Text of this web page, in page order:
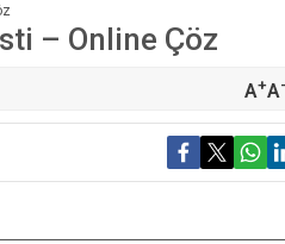
– Online Çöz
A+A-